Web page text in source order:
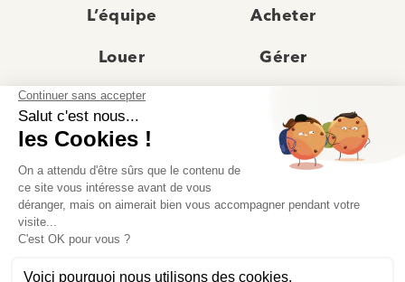
L’équipe Acheter
Louer Gérer
Actualités
Recrutement Avis clients
Prestige
© Moriss Immobilier 2025 – Tous droits réservés –